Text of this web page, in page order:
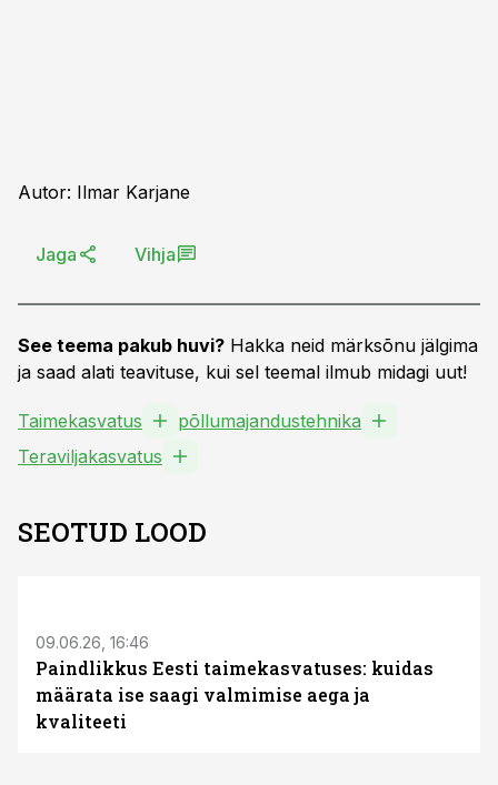
Autor: Ilmar Karjane
Jaga Vihja
See teema pakub huvi? Hakka neid märksõnu jälgima
ja saad alati teavituse, kui sel teemal ilmub midagi uut!
Taimekasvatus
põllumajandustehnika
Teraviljakasvatus
SEOTUD LOOD
09.06.26, 16:46
Paindlikkus Eesti taimekasvatuses: kuidas
määrata ise saagi valmimise aega ja
kvaliteeti